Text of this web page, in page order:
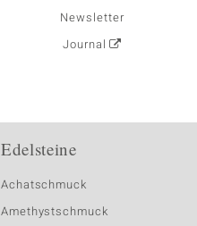
Newsletter
Journal
Edelsteine
Achatschmuck
Amethystschmuck